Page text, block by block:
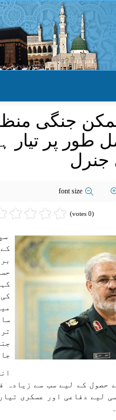
جنگی
طور پر تیار
font size
(0 votes)
حصول کے لیے سب سے زیادہ
لیے دفاعی اور عسکری